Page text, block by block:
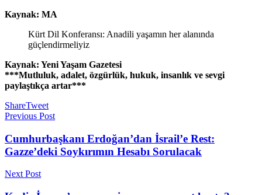
Kaynak: MA
Kürt Dil Konferansı: Anadili yaşamın her alanında
güçlendirmeliyiz
Kaynak: Yeni Yaşam Gazetesi
***Mutluluk, adalet, özgürlük, hukuk, insanlık ve sevgi
paylaştıkça artar***
ShareTweet
Previous Post
Cumhurbaşkanı Erdoğan’dan İsrail’e Rest:
Gazze’deki Soykırımın Hesabı Sorulacak
Next Post